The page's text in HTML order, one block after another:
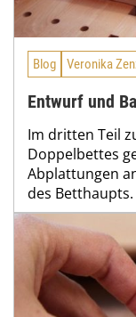
Blog Veronika
Entwurf und
Im dritten Teil
Doppelbettes
Abplattungen
des Betthaupts.